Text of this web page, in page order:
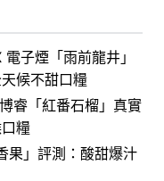
子煙「雨前龍井」
候不甜口糧
睿「紅番石榴」真實
糧
果」評測：酸甜爆汁